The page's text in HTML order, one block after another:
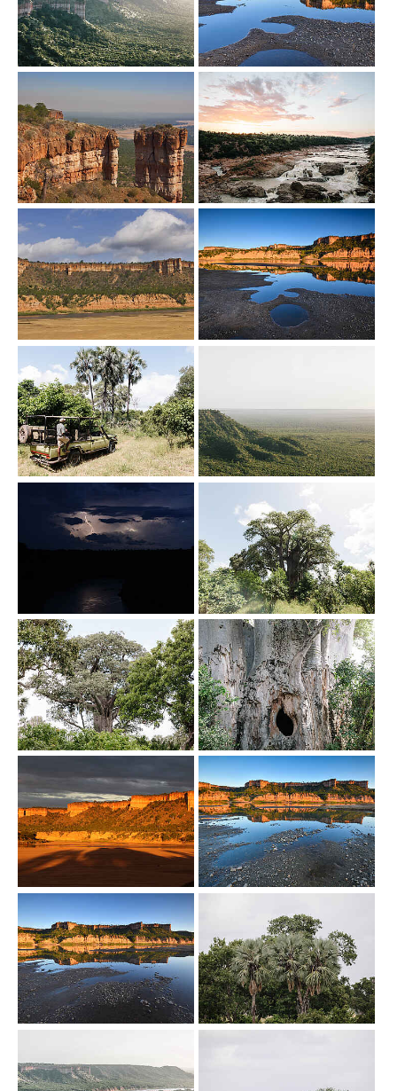
Show larger version Show larger version
Show larger version Show larger version
Show larger version
Show larger version Show larger version
Show larger version
Show larger version